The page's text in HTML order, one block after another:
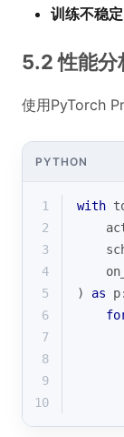
训练不稳定
5.2 性能分
使用PyTorch
PYTHON
1 with
2
3
4
5
) as p:
6
7
8
9
10